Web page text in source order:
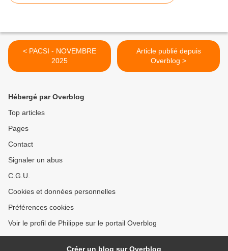
< PACSI - NOVEMBRE
2025
Article publié depuis
Overblog >
Hébergé par Overblog
Top articles
Pages
Contact
Signaler un abus
C.G.U.
Cookies et données personnelles
Préférences cookies
Voir le profil de Philippe sur le portail Overblog
Créer un blog sur Overblog